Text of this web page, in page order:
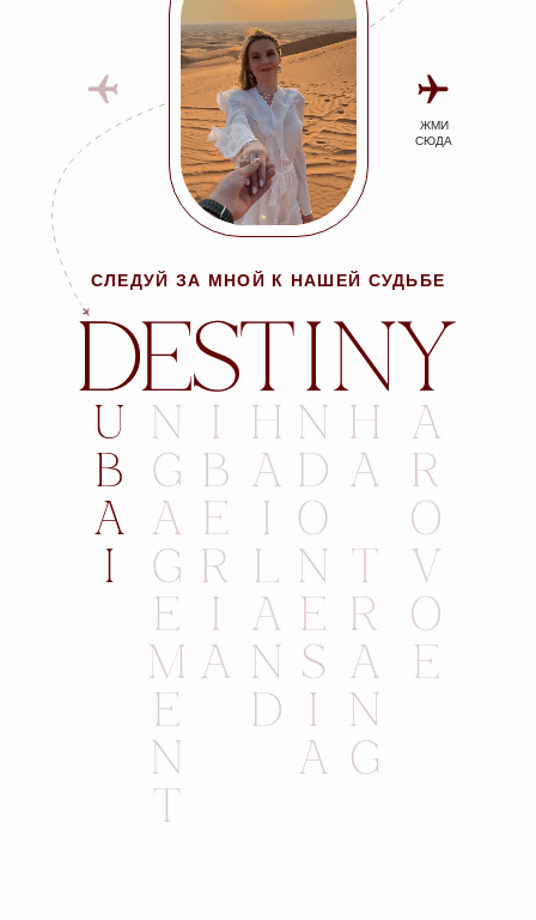
ЖМИ
СЮДА
СЛЕДУЙ ЗА МНОЙ К НАШЕЙ СУДЬБЕ